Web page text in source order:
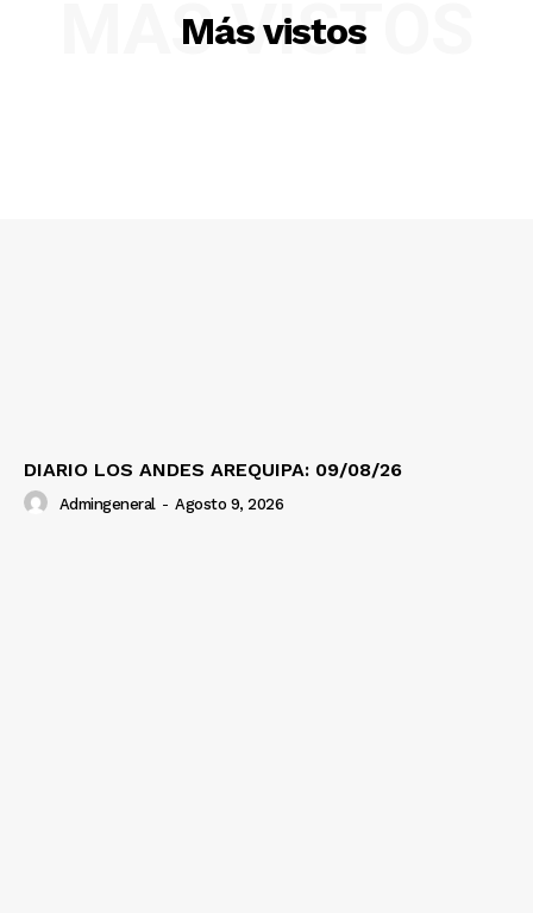
Más vistos
MÁS VISTOS
DIARIO LOS ANDES AREQUIPA: 09/08/26
Admingeneral - Agosto 9, 2026